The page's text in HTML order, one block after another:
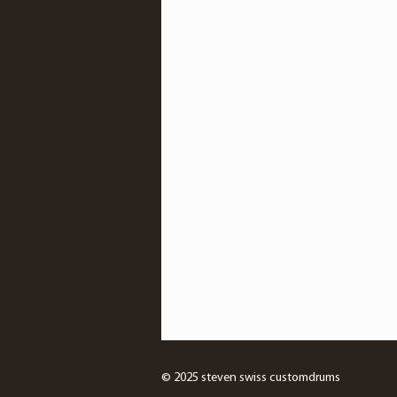
© 2025 steven swiss customdrums